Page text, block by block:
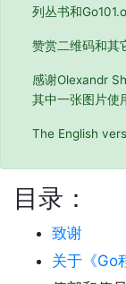
列丛书和
赞赏二维码和其
感谢Olexandr
其中一张图片使
The English
目录：
致谢
关于《Go